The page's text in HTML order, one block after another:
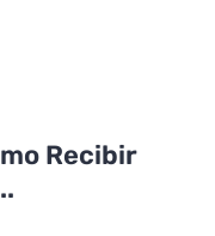
Recibir